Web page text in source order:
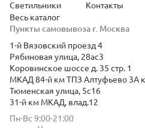
Пункты самовывоза г. Москва
1-й Вязовский проезд 4
Рябиновая улица, 28ас3
Коровинское шоссе д. 35 стр. 1
МКАД 84-й км ТПЗ Алтуфьево 3А
Тюменская улица, 5с16
31-й км МКАД, влад.12
Пн-Вс 9:00-21:00
Светильники
Весь каталог
Контакты